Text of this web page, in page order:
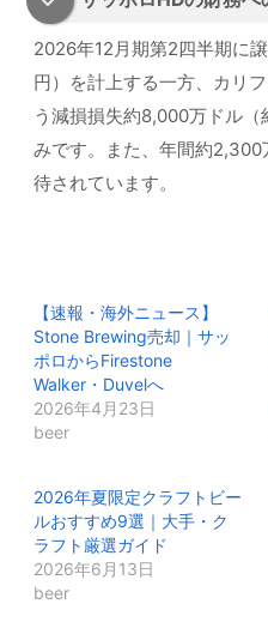
2026年12月期第2四半期に
円）を計上する一方、カリ
う減損損失約8,000万ドル
みです。また、年間約
待されています。
【速報・海外ニュース】
Stone Brewing売却｜サッ
ポロからFirestone
Walker・Duvelへ
2026年4月23日
beer
2026年夏限定クラフトビー
ルおすすめ9選｜大手・ク
ラフト厳選ガイド
2026年6月13日
beer